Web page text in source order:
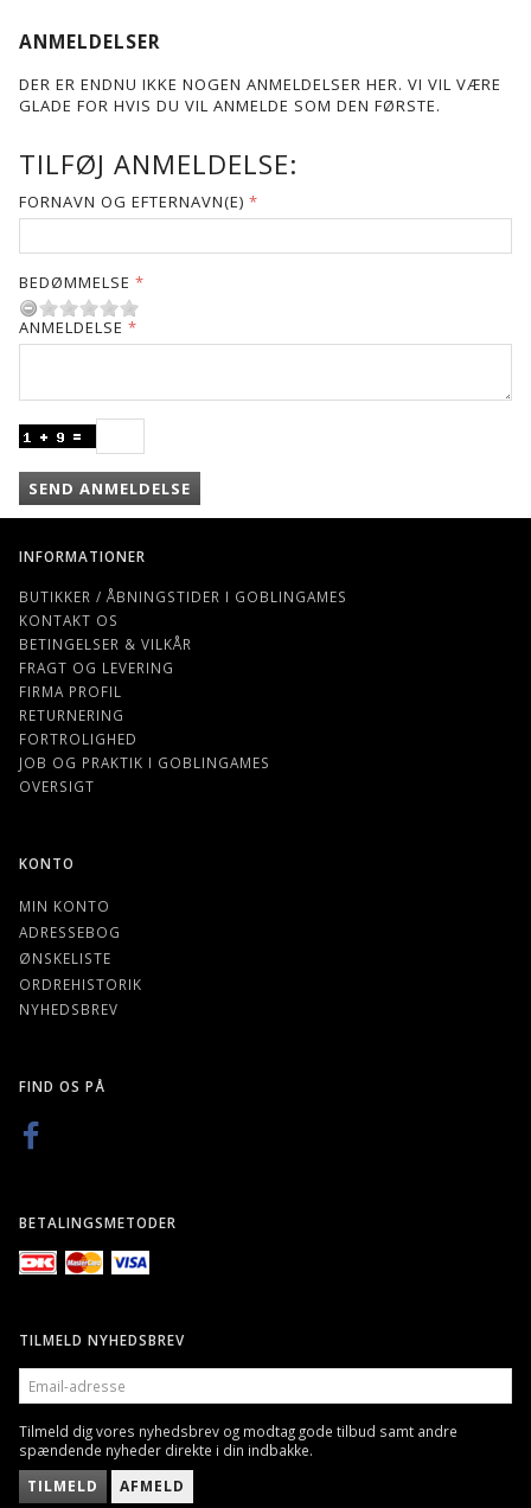
ANMELDELSER
DER ER ENDNU IKKE NOGEN ANMELDELSER HER. VI VIL VÆRE
GLADE FOR HVIS DU VIL ANMELDE SOM DEN FØRSTE.
TILFØJ ANMELDELSE:
FORNAVN OG EFTERNAVN(E)
BEDØMMELSE
ANMELDELSE
SEND ANMELDELSE
INFORMATIONER
BUTIKKER / ÅBNINGSTIDER I GOBLINGAMES
KONTAKT OS
BETINGELSER & VILKÅR
FRAGT OG LEVERING
FIRMA PROFIL
RETURNERING
FORTROLIGHED
JOB OG PRAKTIK I GOBLINGAMES
OVERSIGT
KONTO
MIN KONTO
ADRESSEBOG
ØNSKELISTE
ORDREHISTORIK
NYHEDSBREV
FIND OS PÅ
BETALINGSMETODER
TILMELD NYHEDSBREV
EMAIL-
ADRESSE
Tilmeld dig vores nyhedsbrev og modtag gode tilbud samt andre
spændende nyheder direkte i din indbakke.
TILMELD AFMELD